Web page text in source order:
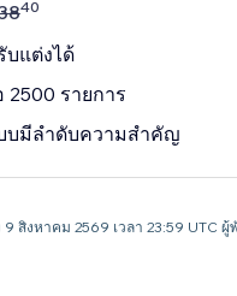
40
แต่งได้
รายการ
บมีลำดับความสำคัญ
9 สิงหาคม 2569 เวลา 23:59